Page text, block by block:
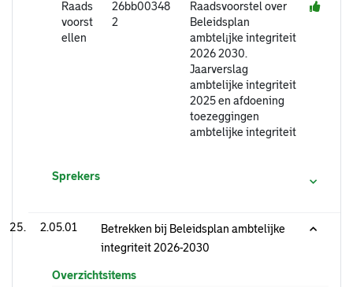
Raads
voorst
ellen
26bb00348
2
Raadsvoorstel over
Beleidsplan
ambtel¡jke integriteit
2026 2030.
Jaarverslag
ambtelijke integriteit
2025 en afdoening
toezeggingen
ambtelijke integriteit
Sprekers
2.05.01
Betrekken bij Beleidsplan ambtelijke
integriteit 2026-2030
Overzichtsitems